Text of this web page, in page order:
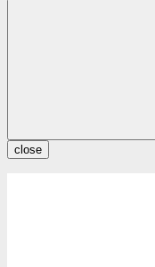
close